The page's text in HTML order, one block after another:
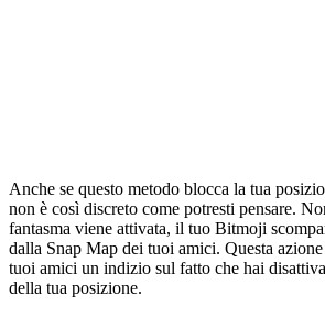
Anche se questo metodo blocca la tua
non è così discreto come potresti pensare.
fantasma viene attivata, il tuo Bitmoji
dalla Snap Map dei tuoi amici. Questa
tuoi amici un indizio sul fatto che hai
della tua posizione.